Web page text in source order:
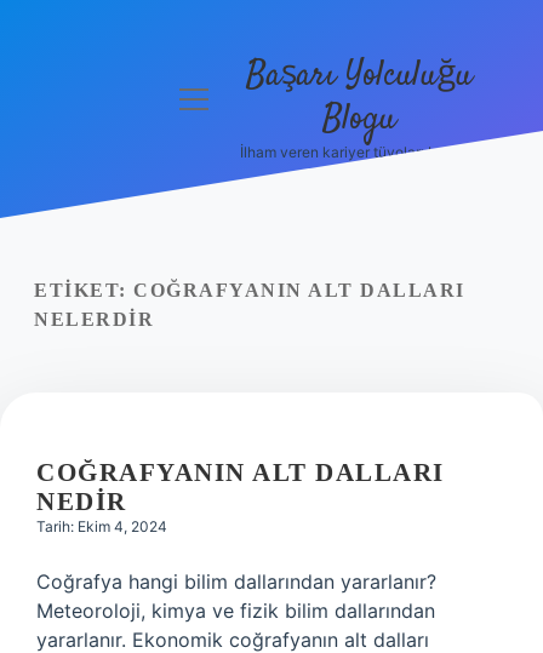
Yasal Uyarı
menüyüBaşarı Yolculuğu
Blogu
İlham veren kariyer tüyoları burada!
ETIKET: COĞRAFYANIN ALT DALLARI
NELERDIR
COĞRAFYANIN ALT DALLARI
NEDIR
Tarih: Ekim 4, 2024
Coğrafya hangi bilim dallarından yararlanır?
Meteoroloji, kimya ve fizik bilim dallarından
yararlanır. Ekonomik coğrafyanın alt dalları